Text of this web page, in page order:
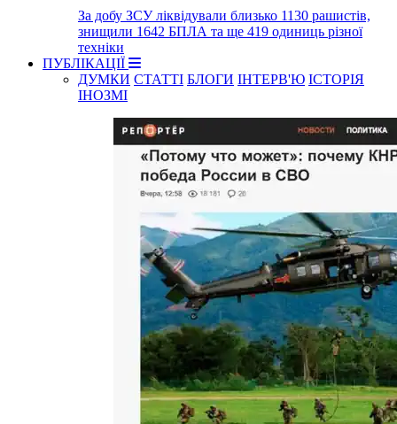
За добу ЗСУ ліквідували близько 1130 рашистів,
знищили 1642 БПЛА та ще 419 одиниць різної
техніки
ПУБЛІКАЦІЇ
ДУМКИ СТАТТІ БЛОГИ ІНТЕРВ'Ю ІСТОРІЯ
ІНОЗМІ